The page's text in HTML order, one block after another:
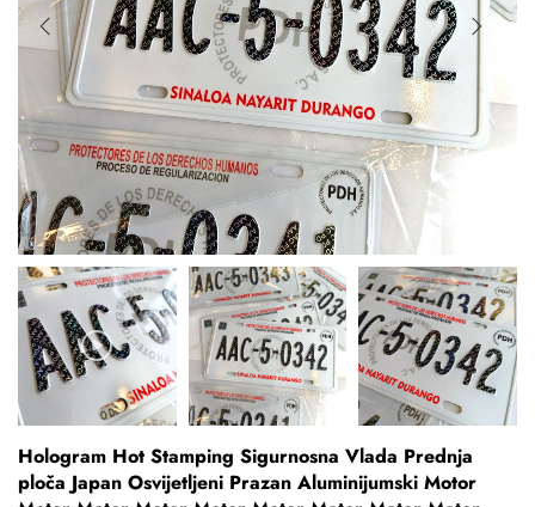
Hologram Hot Stamping Sigurnosna Vlada Prednja
ploča Japan Osvijetljeni Prazan Aluminijumski Motor